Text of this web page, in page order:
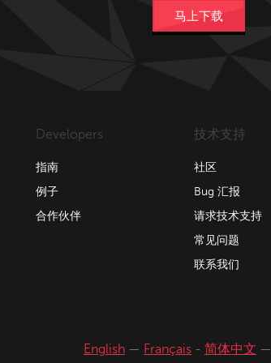
马上下载
Developers
指南
例子
合作伙伴
技术支持
社区
Bug 汇报
请求技术支持
常见问题
联系我们
English — Français - 简体中文 —